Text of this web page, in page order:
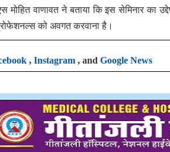
वाणावत ने बताया कि इस सेमिनार का
को अवगत करवाना है।
, Instagram , and Google News